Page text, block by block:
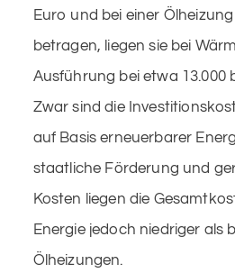
Euro und bei einer
betragen, liegen sie bei
Ausführung bei etwa 13.000
Zwar sind die
auf Basis erneuerbarer
staatliche Förderung und
Kosten liegen die
Energie jedoch niedriger als
Ölheizungen.